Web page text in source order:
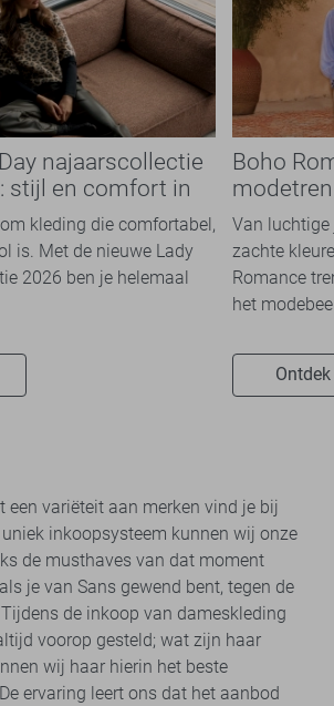
najaarscollectie
stijl en comfort in
kleding die comfortabel,
is. Met de nieuwe Lady
2026 ben je helemaal
Boho
overal
Van luchtige
zachte
Romance
het
een variëteit aan merken vind je bij
inkoopsysteem kunnen wij onze
de musthaves van dat moment
je van Sans gewend bent, tegen de
de inkoop van dameskleding
voorop gesteld; wat zijn haar
wij haar hierin het beste
ervaring leert ons dat het aanbod